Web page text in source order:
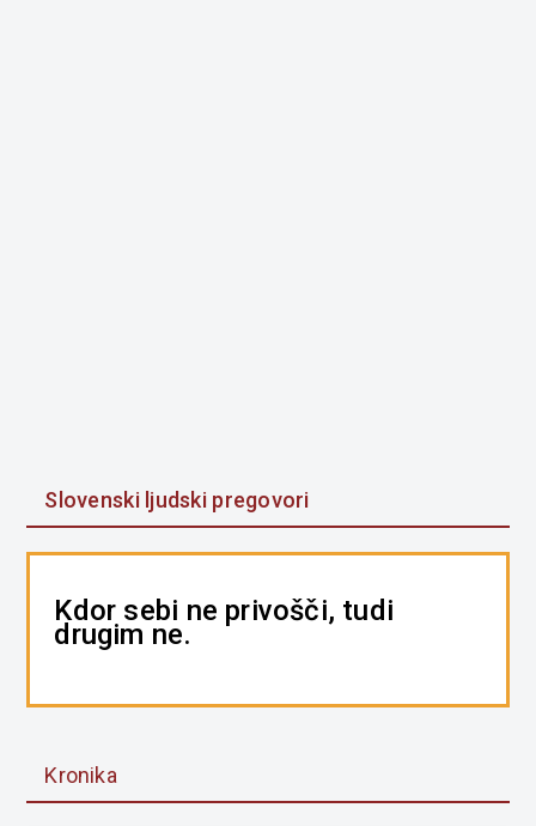
Slovenski ljudski pregovori
Kdor sebi ne privošči, tudi
drugim ne.
Kronika